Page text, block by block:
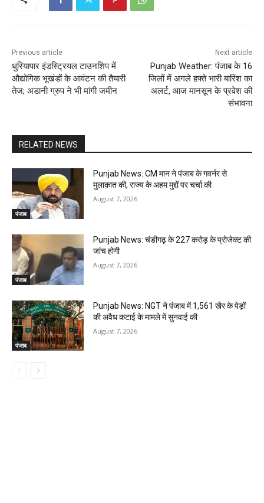
Previous article
धुरियापार इंडस्ट्रियल टाउनशिप में
औद्योगिक भूखंडों के आवंटन की तैयारी
तेज; अडानी ग्रुप ने भी मांगी जमीन
Next article
Punjab Weather: पंजाब के 16
जिलों में अगले हफ्ते भारी बारिश का
अलर्ट, आज मानसून के प्रवेश की
संभावना
RELATED NEWS
पंजाब
Punjab News: CM मान ने पंजाब के गवर्नर से
मुलाक़ात की, राज्य के अहम मुद्दों पर चर्चा की
August 7, 2026
पंजाब
Punjab News: चंडीगढ़ के ₹227 करोड़ के प्रोजेक्ट की
जांच होगी
August 7, 2026
पंजाब
Punjab News: NGT ने पंजाब में 1,561 खैर के पेड़ों
की अवैध कटाई के मामले में सुनवाई की
August 7, 2026